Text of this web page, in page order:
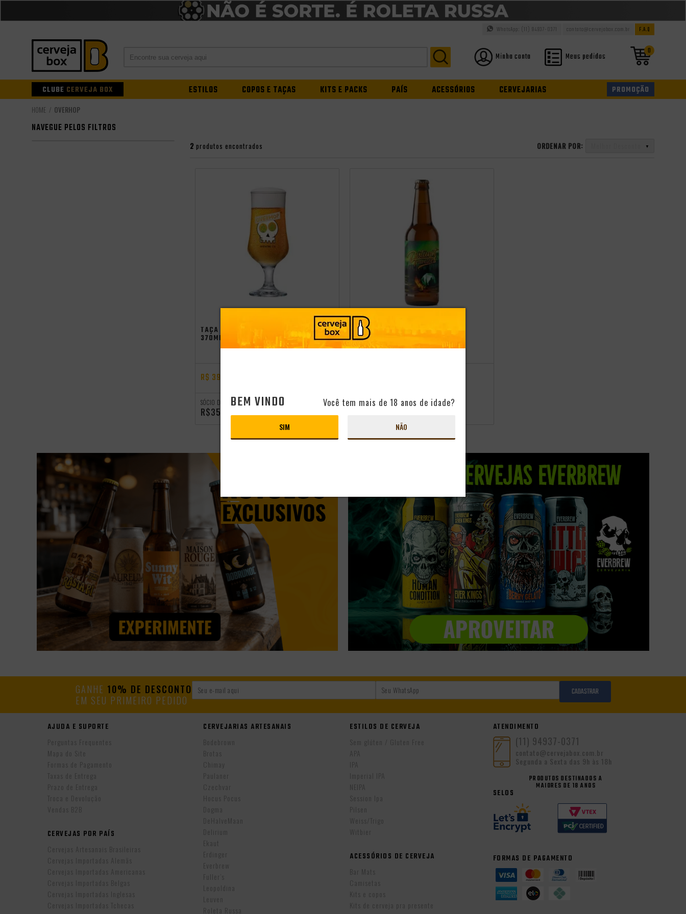
F.A.Q
contato@cervejabox.com.br
WhatsApp: (11) 94937-0371
0
Minha conta Meus pedidos
CLUBE CERVEJA BOX ESTILOS COPOS E TAÇAS KITS E PACKS PAÍS ACESSÓRIOS CERVEJARIAS PROMOÇÃO
OVERHOP
NAVEGUE PELOS FILTROS
2 produtos encontrados ORDENAR POR:
TAÇA CERVEJARIA OVERHOP
370ML
R$ 39,99
SÓCIO DO CLUBE
R$35,99 CONHEÇA O CLUBE
CERVEJA OVERHOP STRONG
GOLDEN ALE 355ML
GANHE 10% DE DESCONTO
EM SEU PRIMEIRO PEDIDO
CADASTRAR
AJUDA E SUPORTE
Perguntas Frequentes
Mapa do Site
Formas de Pagamento
Taxas de Entrega
Prazo de Entrega
Troca e Devolução
Vendas B2B
CERVEJAS POR PAÍS
Cervejas Artesanais Brasileiras
Cervejas Importadas Alemãs
Cervejas Importadas Americanas
Cervejas Importadas Belgas
Cervejas Importadas Inglesas
Cervejas Importadas Tchecas
CERVEJARIAS ARTESANAIS
Bodebrown
Brotas
Chimay
Paulaner
Czechvar
Hocus Pocus
Dogma
DeHalveMaan
Delirium
Ekaut
Erdinger
Everbrew
Fuller’s
Leopoldina
Leuven
Roleta Russa
ESTILOS DE CERVEJA
Sem glúten / Gluten Free
APA
IPA
Imperial IPA
NEIPA
Session Ipa
Pilsen
Weiss/Trigo
Witbier
ACESSÓRIOS DE CERVEJA
Bar Mats
Camisetas
Kits e copos
Kits de cerveja pra presente
ATENDIMENTO
(11) 94937-0371
contato@cervejabox.com.br
Segunda a Sexta das 9h às 18h
PRODUTOS DESTINADOS A
MAIORES DE 18 ANOS
SELOS
FORMAS DE PAGAMENTO
BEM VINDO Você tem mais de 18 anos de idade?
SIM NÃO